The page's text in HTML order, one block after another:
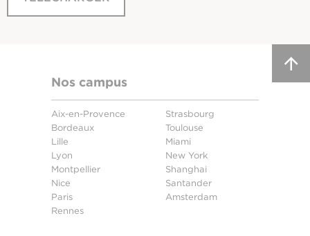
Nos campus
Aix-en-Provence
Bordeaux
Lille
Lyon
Montpellier
Nice
Paris
Rennes
Strasbourg
Toulouse
Miami
New York
Shanghai
Santander
Amsterdam